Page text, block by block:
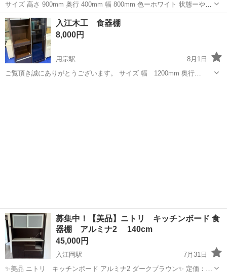
サイズ 高さ 900mm 奥行 400mm 幅 800mm 色ーホワイト 状態ーやや
傷や汚れあり。 ※メッセージの御対応は18時〜9時までは出来ません
のでご了承下さいませ。 取引先 静岡市駿河区広野3-11-3. ...
静岡 静岡市 用宗駅 収納家具
入江木工 食器棚
8,000円
用宗駅
8月1日
ご覧頂き誠にありがとうございます。 サイズ 幅 1200mm 奥行
募集中！【美品】ニトリ キッチンボード 食
器棚 アルミナ2 140cm
45,000円
入江岡駅
7月31日
✨美品 ニトリ キッチンボード アルミナ2 ダークブラウン✨ 定価：10